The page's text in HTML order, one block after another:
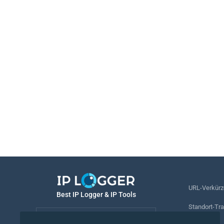
Best IP Logger & IP Tools
URL-
Standort-